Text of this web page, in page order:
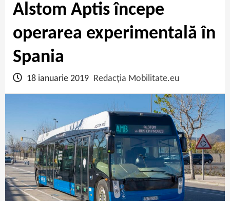
Alstom Aptis începe
operarea experimentală în
Spania
18 ianuarie 2019 Redacția Mobilitate.eu